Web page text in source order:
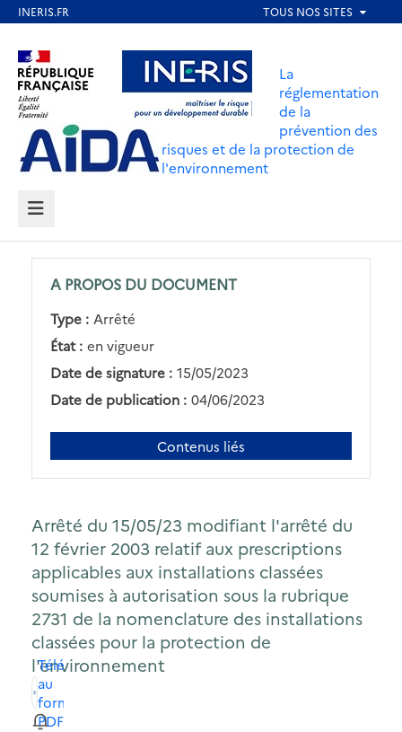
contenu
principal
Aller au contenu Aller au menu
Aller au pied de page
La
réglementation
de la
prévention des
risques et de la protection de
l'environnement
MENU
A PROPOS DU DOCUMENT
Type : Arrêté
État : en vigueur
Date de signature : 15/05/2023
Date de publication : 04/06/2023
Contenus liés
Arrêté du 15/05/23 modifiant l'arrêté du
12 février 2003 relatif aux prescriptions
applicables aux installations classées
soumises à autorisation sous la rubrique
2731 de la nomenclature des installations
classées pour la protection de
l'environnement
Télécharger
au
format
PDF